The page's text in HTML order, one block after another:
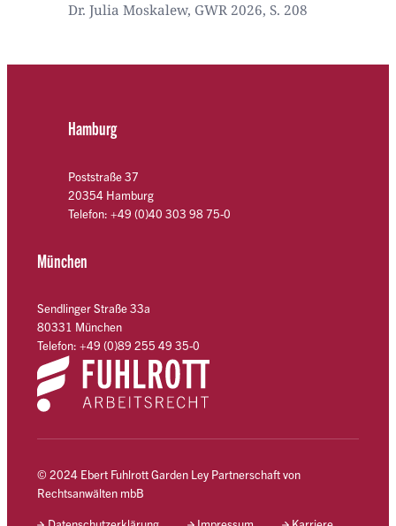
Dr. Julia Moskalew, GWR 2026, S. 208
Hamburg
Poststraße 37
20354 Hamburg
Telefon: +49 (0)40 303 98 75-0
München
Sendlinger Straße 33a
80331 München
Telefon: +49 (0)89 255 49 35-0
© 2024 Ebert Fuhlrott Garden Ley Partnerschaft von
Rechtsanwälten mbB